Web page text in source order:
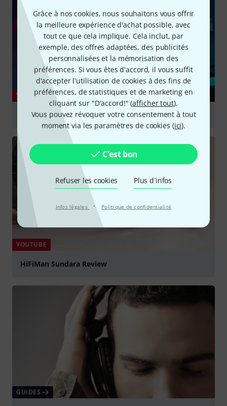
Grâce à nos cookies, nous souhaitons vous offrir
la meilleure expérience d'achat possible, avec
tout ce que cela implique. Cela inclut, par
exemple, des offres adaptées, des publicités
personnalisées et la mémorisation des
préférences. Si vous êtes d'accord, il vous suffit
d'accepter l'utilisation de cookies à des fins de
préférences, de statistiques et de marketing en
cliquant sur "D'accord!" (afficher tout).
Vous pouvez révoquer votre consentement à tout
moment via les paramètres de cookies (ici).
C'est bon
Refuser les cookies Plus d´infos
Infos légales · Politique de confidentialité
YOUTUBE
Hifiman Sundara Review
YOUTUBE
HiFiMan Sundara Review
GUIDES